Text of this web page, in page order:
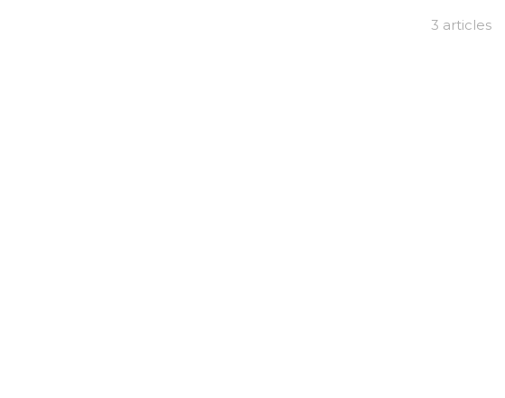
3 articles